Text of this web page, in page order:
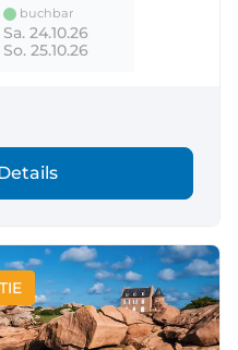
buchbar
Sa. 24.10.26
So. 25.10.26